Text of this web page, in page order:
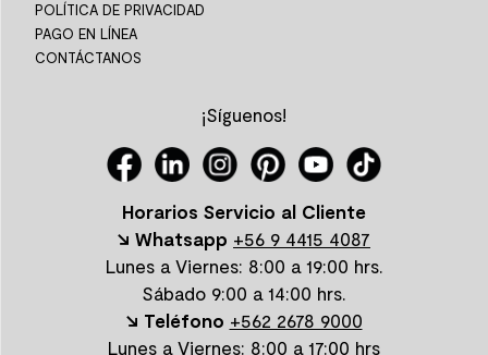
POLÍTICA DE PRIVACIDAD
PAGO EN LÍNEA
CONTÁCTANOS
¡Síguenos!
Horarios Servicio al Cliente
↘ Whatsapp +56 9 4415 4087
Lunes a Viernes: 8:00 a 19:00 hrs.
Sábado 9:00 a 14:00 hrs.
↘ Teléfono +562 2678 9000
Lunes a Viernes: 8:00 a 17:00 hrs